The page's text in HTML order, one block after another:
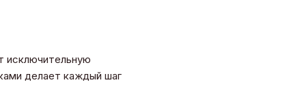
исключительную
делает каждый шаг